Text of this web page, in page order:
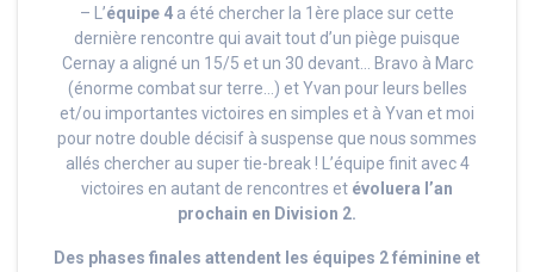
– L’équipe 4 a été chercher la 1ère place sur cette
dernière rencontre qui avait tout d’un piège puisque
Cernay a aligné un 15/5 et un 30 devant… Bravo à Marc
(énorme combat sur terre…) et Yvan pour leurs belles
et/ou importantes victoires en simples et à Yvan et moi
pour notre double décisif à suspense que nous sommes
allés chercher au super tie-break ! L’équipe finit avec 4
victoires en autant de rencontres et évoluera l’an
prochain en Division 2.
Des phases finales attendent les équipes 2 féminine et